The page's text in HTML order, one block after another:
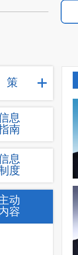
策
息
南
息
度
动
容